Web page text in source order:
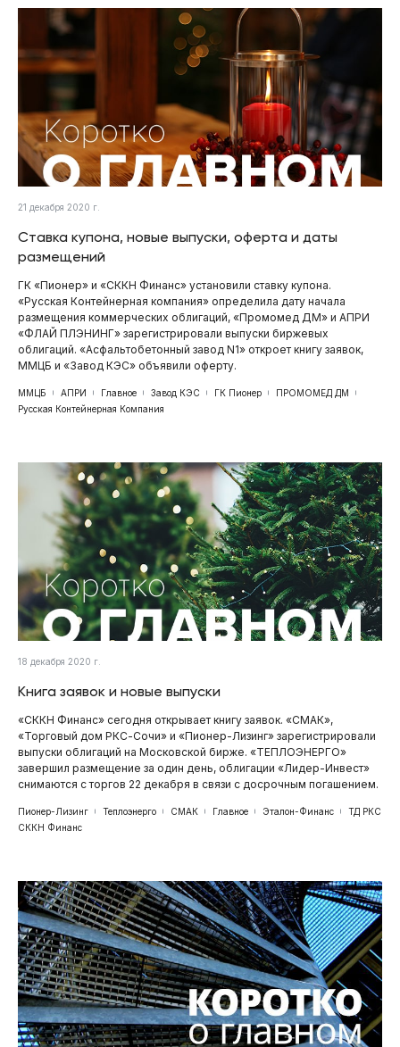
21 декабря 2020 г.
Ставка купона, новые выпуски, оферта и даты
размещений
ГК «Пионер» и «СККН Финанс» установили ставку купона.
«Русская Контейнерная компания» определила дату начала
размещения коммерческих облигаций, «Промомед ДМ» и АПРИ
«ФЛАЙ ПЛЭНИНГ» зарегистрировали выпуски биржевых
облигаций. «Асфальтобетонный завод N1» откроет книгу заявок,
ММЦБ и «Завод КЭС» объявили оферту.
ММЦБ АПРИ Главное Завод КЭС ГК Пионер
ПРОМОМЕД ДМ
Русская Контейнерная Компания
18 декабря 2020 г.
Книга заявок и новые выпуски
«СККН Финанс» сегодня открывает книгу заявок. «СМАК»,
«Торговый дом РКС-Сочи» и «Пионер-Лизинг» зарегистрировали
выпуски облигаций на Московской бирже. «ТЕПЛОЭНЕРГО»
завершил размещение за один день, облигации «Лидер-Инвест»
снимаются с торгов 22 декабря в связи с досрочным погашением.
Пионер-Лизинг Теплоэнерго СМАК Главное Эталон-Финанс
ТД РКС
СККН Финанс